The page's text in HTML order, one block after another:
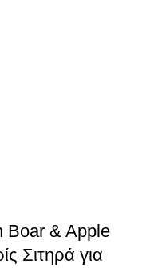
Boar & Apple
Σιτηρά για